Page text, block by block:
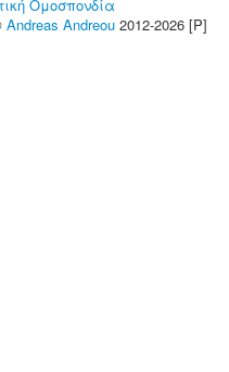
Ομοσπονδία
Andreas Andreou 2012-2026 [P]